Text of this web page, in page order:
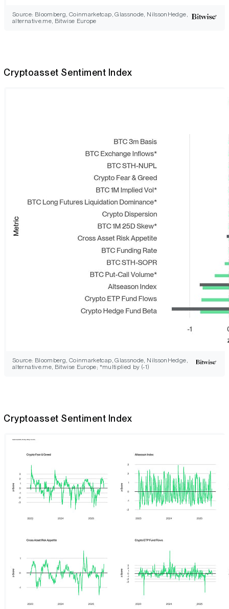
Source: Bloomberg, Coinmarketcap, Glassnode, NilssonHedge,
alternative.me, Bitwise Europe
Cryptoasset Sentiment Index
Source: Bloomberg, Coinmarketcap, Glassnode, NilssonHedge,
alternative.me, Bitwise Europe; *multiplied by (-1)
Cryptoasset Sentiment Index